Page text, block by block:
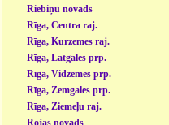
Riebiņu novads
Rīga, Centra raj.
Rīga, Kurzemes raj.
Rīga, Latgales prp.
Rīga, Vidzemes prp.
Rīga, Zemgales prp.
Rīga, Ziemeļu raj.
Rojas novads